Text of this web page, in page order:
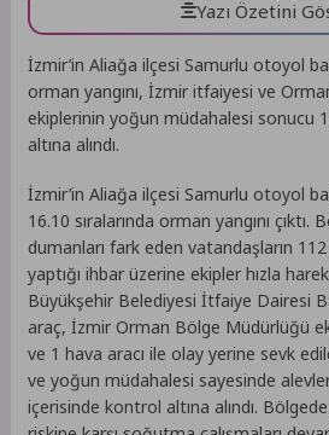
Yazı Özetini
İzmir’in Aliağa ilçesi Samurlu otoyol
orman yangını, İzmir itfaiyesi ve
ekiplerinin yoğun müdahalesi sonucu
altına alındı.
İzmir’in Aliağa ilçesi Samurlu otoyol
16.10 sıralarında orman yangını çıktı.
dumanları fark eden vatandaşların 112
yaptığı ihbar üzerine ekipler hızla
Büyükşehir Belediyesi İtfaiye Dairesi
araç, İzmir Orman Bölge Müdürlüğü
ve 1 hava aracı ile olay yerine sevk
ve yoğun müdahalesi sayesinde
içerisinde kontrol altına alındı.